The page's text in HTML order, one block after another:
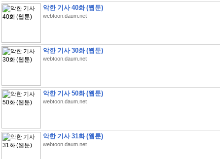
악한 기사 40화 (웹툰)
webtoon.daum.net
악한 기사 30화 (웹툰)
webtoon.daum.net
악한 기사 50화 (웹툰)
webtoon.daum.net
악한 기사 31화 (웹툰)
webtoon.daum.net